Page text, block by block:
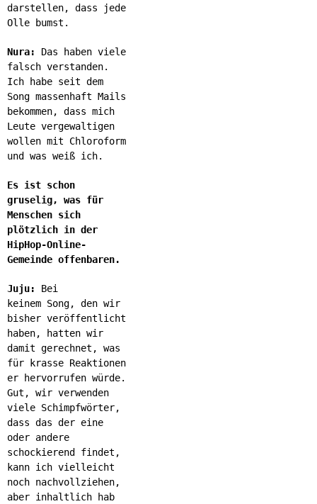
darstellen, dass jede
Olle bumst.
Nura:
Das haben viele
falsch verstanden.
Ich habe seit dem
Song massenhaft Mails
bekommen, dass mich
Leute vergewaltigen
wollen mit Chloroform
und was weiß ich.
Es ist schon
gruselig, was für
Menschen sich
plötzlich in der
HipHop-Online-
Gemeinde offenbaren.
Juju:
Bei
keinem Song, den wir
bisher veröffentlicht
haben, hatten wir
damit gerechnet, was
für krasse Reaktionen
er hervorrufen würde.
Gut, wir verwenden
viele Schimpfwörter,
dass das der eine
oder andere
schockierend findet,
kann ich vielleicht
noch nachvollziehen,
aber inhaltlich hab